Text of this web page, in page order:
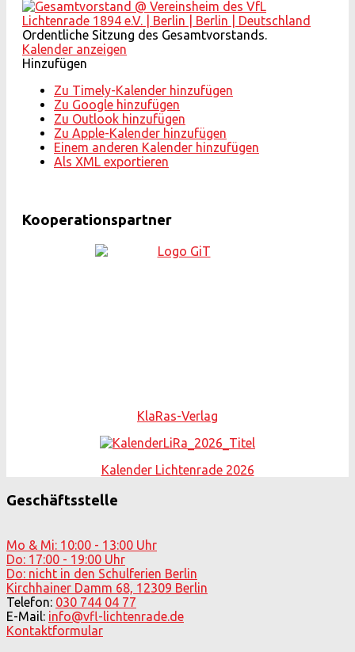
Ordentliche Sitzung des Gesamtvorstands.
Kalender anzeigen
Hinzufügen
Zu Timely-Kalender hinzufügen
Zu Google hinzufügen
Zu Outlook hinzufügen
Zu Apple-Kalender hinzufügen
Einem anderen Kalender hinzufügen
Als XML exportieren
Kooperationspartner
KlaRas-Verlag
Kalender Lichtenrade 2026
Geschäftsstelle
Mo & Mi: 10:00 - 13:00 Uhr
Do: 17:00 - 19:00 Uhr
Do: nicht in den Schulferien Berlin
Kirchhainer Damm 68, 12309 Berlin
Telefon: 030 744 04 77
E-Mail: info@vfl-lichtenrade.de
Kontaktformular